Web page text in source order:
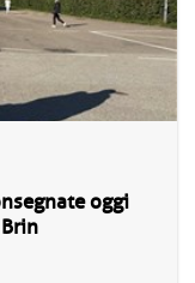
oggi